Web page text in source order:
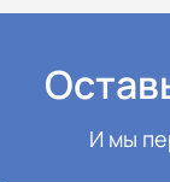
И мы